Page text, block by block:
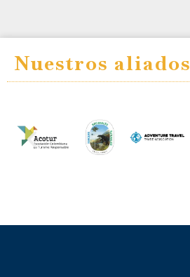
Nuestros aliados